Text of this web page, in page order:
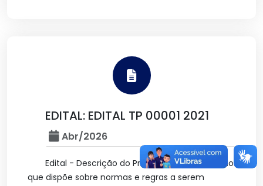
EDITAL: EDITAL TP 00001 2021
Abr/2026
Edital - Descrição do Procedimento Licitatório
que dispõe sobre normas e regras a serem